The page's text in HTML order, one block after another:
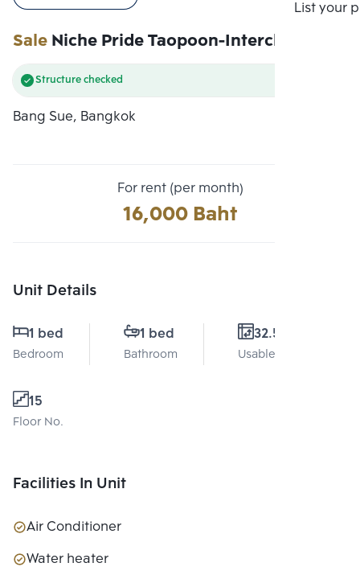
List your
SaleNiche Pride Taopoon-Interchange
Structure checked
Bang Sue, Bangkok
For rent (per month)
16,000 Baht
Unit Details
1 bed
Bedroom
1 bed
Bathroom
32.5 Sq.m.
Usable area
15
Floor No.
Facilities In Unit
Air Conditioner
Water heater